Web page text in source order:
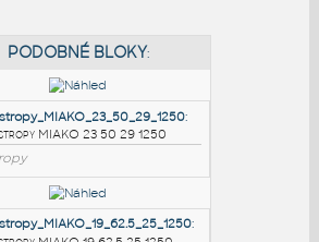
PODOBNÉ BLOKY